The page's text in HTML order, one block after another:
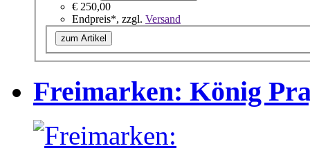
€ 250,00
Endpreis*, zzgl. Versand
zum Artikel
Freimarken: König